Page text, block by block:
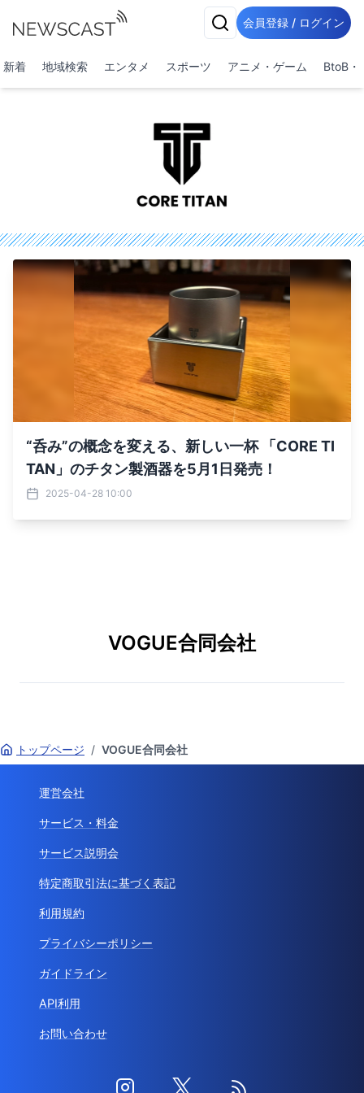
会員登録 / ログイン
新着 地域検索 エンタメ スポーツ アニメ・ゲーム BtoB・
“呑み”の概念を変える、新しい一杯 「CORE TI
TAN」のチタン製酒器を5月1日発売！
2025-04-28 10:00
VOGUE合同会社
トップページ / VOGUE合同会社
運営会社
サービス・料金
サービス説明会
特定商取引法に基づく表記
利用規約
プライバシーポリシー
ガイドライン
API利用
お問い合わせ